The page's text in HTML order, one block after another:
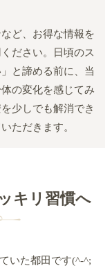
ど、お得な情報を
ださい。日頃のス
と諦める前に、当
の変化を感じてみ
少しでも解消でき
ただきます。
キリ習慣へ
いた都田です(^-^;